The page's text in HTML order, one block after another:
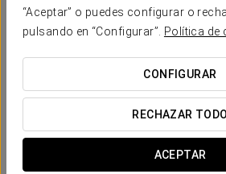
“Aceptar” o puedes configurar o
pulsando en “Configurar”.
Política de
CONFIGURAR
RECHAZAR TODO
ACEPTAR
20 € por persona
Paseo en Catamarán
Navega por los Cañones del Sil en
rodeado de un paisaje natural
Planifica tu experiencia:
- Salidas de martes a domingo.
- Mínimo 6 personas.